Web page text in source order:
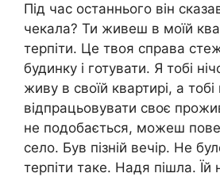
Під час останнього він
чекала? Ти живеш в моїй
терпіти. Це твоя справа
будинку і готувати. Я тобі
живу в своїй квартирі, а тобі
відпрацьовувати своє
не подобається, можеш
село. Був пізній вечір. Не
терпіти таке. Надя пішла. Їй